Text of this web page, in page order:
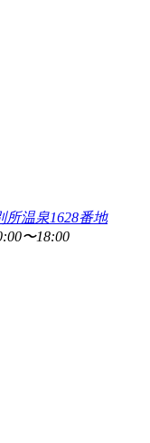
所温泉1628番地
〜18:00